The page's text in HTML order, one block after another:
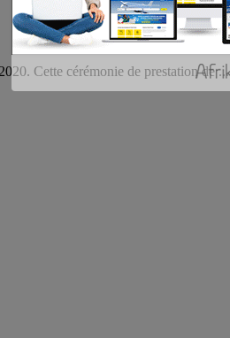
Cette cérémonie de prestation de ...